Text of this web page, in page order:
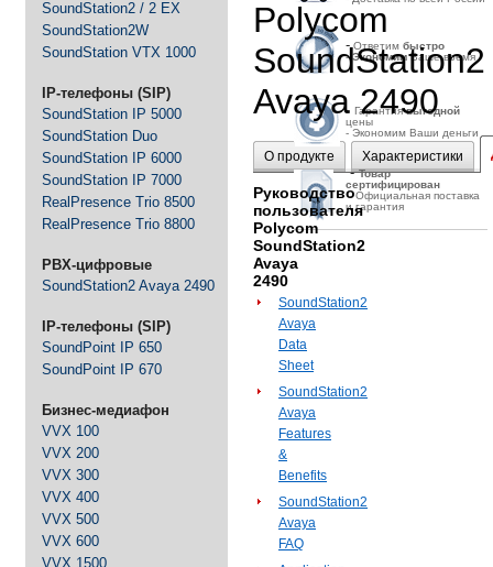
SoundStation2 / 2 EX
SoundStation2W
SoundStation VTX 1000
IP-телефоны (SIP)
SoundStation IP 5000
SoundStation Duo
SoundStation IP 6000
SoundStation IP 7000
RealPresence Trio 8500
RealPresence Trio 8800
PBX-цифровые
SoundStation2 Avaya 2490
IP-телефоны (SIP)
SoundPoint IP 650
SoundPoint IP 670
Бизнес-медиафон
VVX 100
VVX 200
VVX 300
VVX 400
VVX 500
VVX 600
VVX 1500
-Ответим быстро
- ЭкономимВаше время
- Гарантиявыгодной
цены
- Экономим Ваши деньги
-Товар
сертифицирован
- Официальная поставка
и гарантия
Polycom
SoundStation2
Avaya 2490
О продукте Характеристики
Руководство
пользователя
Polycom
SoundStation2
Avaya
2490
SoundStation2
Avaya
Data
Sheet
SoundStation2
Avaya
Features
&
Benefits
SoundStation2
Avaya
FAQ